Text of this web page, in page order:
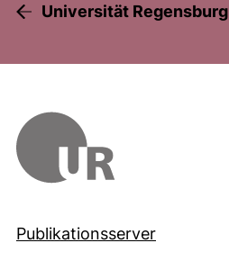
Universität Regensburg
Publikationsserver